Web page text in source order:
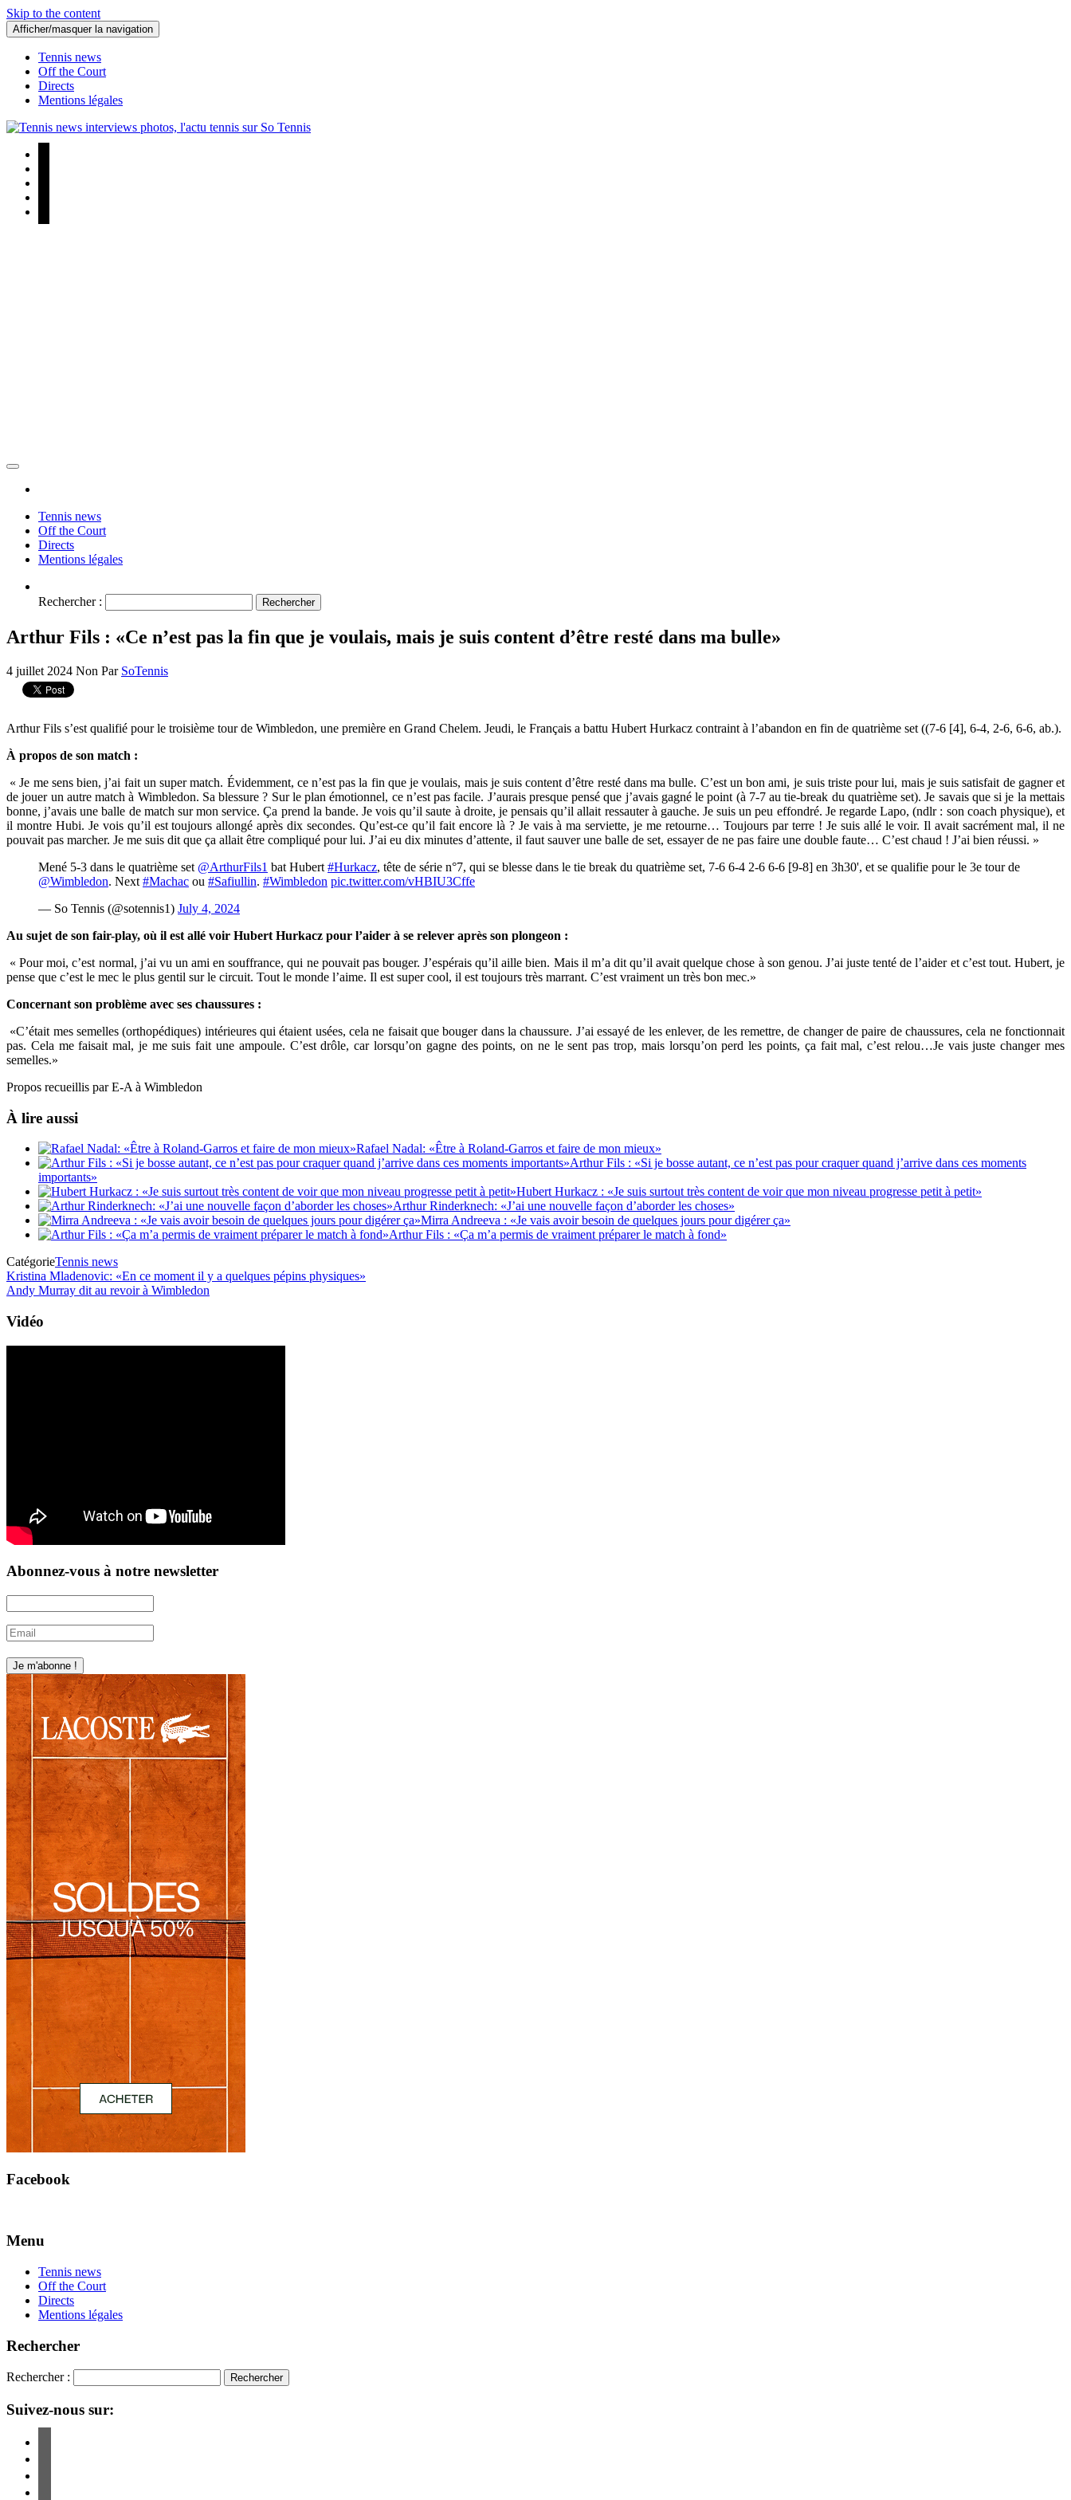
Skip to the content
Afficher/masquer la navigation
Tennis news
Off the Court
Directs
Mentions légales
Tennis news interviews photos, l'actu tennis sur So Tennis
Tennis news interviews photos, l'actu tennis sur So Tennis
Tennis news
Off the Court
Directs
Mentions légales
Rechercher :
Arthur Fils : «Ce n’est pas la fin que je voulais, mais je suis content d’être resté dans ma bulle»
4 juillet 2024 Non Par SoTennis
Arthur Fils s’est qualifié pour le troisième tour de Wimbledon, une première en Grand Chelem. Jeudi, le Français a battu Hubert Hurkacz contraint à l’abandon en fin de quatrième set ((7-6 [4], 6-4, 2-6, 6-6, ab.).
À propos de son match :
« Je me sens bien, j’ai fait un super match. Évidemment, ce n’est pas la fin que je voulais, mais je suis content d’être resté dans ma bulle. C’est un bon ami, je suis triste pour lui, mais je suis satisfait de gagner et
de jouer un autre match à Wimbledon. Sa blessure ? Sur le plan émotionnel, ce n’est pas facile. J’aurais presque pensé que j’avais gagné le point (à 7-7 au tie-break du quatrième set). Je savais que si je la mettais
bonne, j’avais une balle de match sur mon service. Ça prend la bande. Je vois qu’il saute à droite, je pensais qu’il allait ressauter à gauche. Je suis un peu effondré. Je regarde Lapo, (ndlr : son coach physique), et
il montre Hubi. Je vois qu’il est toujours allongé après dix secondes. Qu’est-ce qu’il fait encore là ? Je vais à ma serviette, je me retourne… Toujours par terre ! Je suis allé le voir. Il avait sacrément mal, il ne
pouvait pas marcher. Je me suis dit que ça allait être compliqué pour lui. J’ai eu dix minutes d’attente, il faut sauver une balle de set, essayer de ne pas faire une double faute… C’est chaud ! J’ai bien réussi. »
Mené 5-3 dans le quatrième set @ArthurFils1 bat Hubert #Hurkacz, tête de série n°7, qui se blesse dans le tie break du quatrième set, 7-6 6-4 2-6 6-6 [9-8] en 3h30', et se qualifie pour le 3e tour de
@Wimbledon. Next #Machac ou #Safiullin. #Wimbledon pic.twitter.com/vHBIU3Cffe
— So Tennis (@sotennis1) July 4, 2024
Au sujet de son fair-play, où il est allé voir Hubert Hurkacz pour l’aider à se relever après son plongeon :
« Pour moi, c’est normal, j’ai vu un ami en souffrance, qui ne pouvait pas bouger. J’espérais qu’il aille bien. Mais il m’a dit qu’il avait quelque chose à son genou. J’ai juste tenté de l’aider et c’est tout. Hubert, je
pense que c’est le mec le plus gentil sur le circuit. Tout le monde l’aime. Il est super cool, il est toujours très marrant. C’est vraiment un très bon mec.»
Concernant son problème avec ses chaussures :
«C’était mes semelles (orthopédiques) intérieures qui étaient usées, cela ne faisait que bouger dans la chaussure. J’ai essayé de les enlever, de les remettre, de changer de paire de chaussures, cela ne fonctionnait
pas. Cela me faisait mal, je me suis fait une ampoule. C’est drôle, car lorsqu’on gagne des points, on ne le sent pas trop, mais lorsqu’on perd les points, ça fait mal, c’est relou…Je vais juste changer mes
semelles.»
Propos recueillis par E-A à Wimbledon
À lire aussi
Rafael Nadal: «Être à Roland-Garros et faire de mon mieux»
Arthur Fils : «Si je bosse autant, ce n’est pas pour craquer quand j’arrive dans ces moments
importants»
Hubert Hurkacz : «Je suis surtout très content de voir que mon niveau progresse petit à petit»
Arthur Rinderknech: «J’ai une nouvelle façon d’aborder les choses»
Mirra Andreeva : «Je vais avoir besoin de quelques jours pour digérer ça»
Arthur Fils : «Ça m’a permis de vraiment préparer le match à fond»
CatégorieTennis news
Kristina Mladenovic: «En ce moment il y a quelques pépins physiques»
Andy Murray dit au revoir à Wimbledon
Vidéo
Abonnez-vous à notre newsletter
Facebook
Menu
Tennis news
Off the Court
Directs
Mentions légales
Rechercher
Rechercher :
Suivez-nous sur: